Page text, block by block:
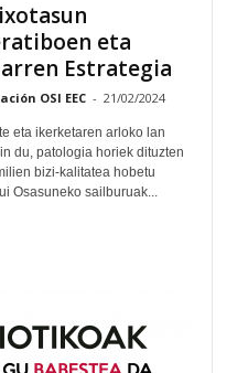
eta
Estrategia
OSI EEC - 21/02/2024
eta ikerketaren arloko lan
du, patologia horiek dituzten
bizi-kalitatea hobetu
Osasuneko sailburuak...